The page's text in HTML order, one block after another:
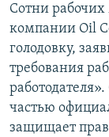
Сотни рабочих
компании Oil
голодовку,
требования
частью
защищает